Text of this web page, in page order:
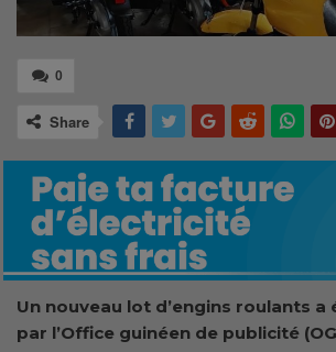
0
Share
Un nouveau lot d’engins roulants
par l’Office guinéen de publicité